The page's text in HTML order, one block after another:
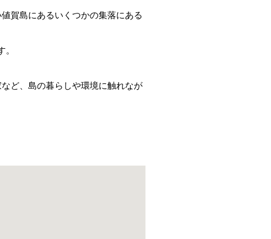
賀島にあるいくつかの集落にある
ど、島の暮らしや環境に触れなが